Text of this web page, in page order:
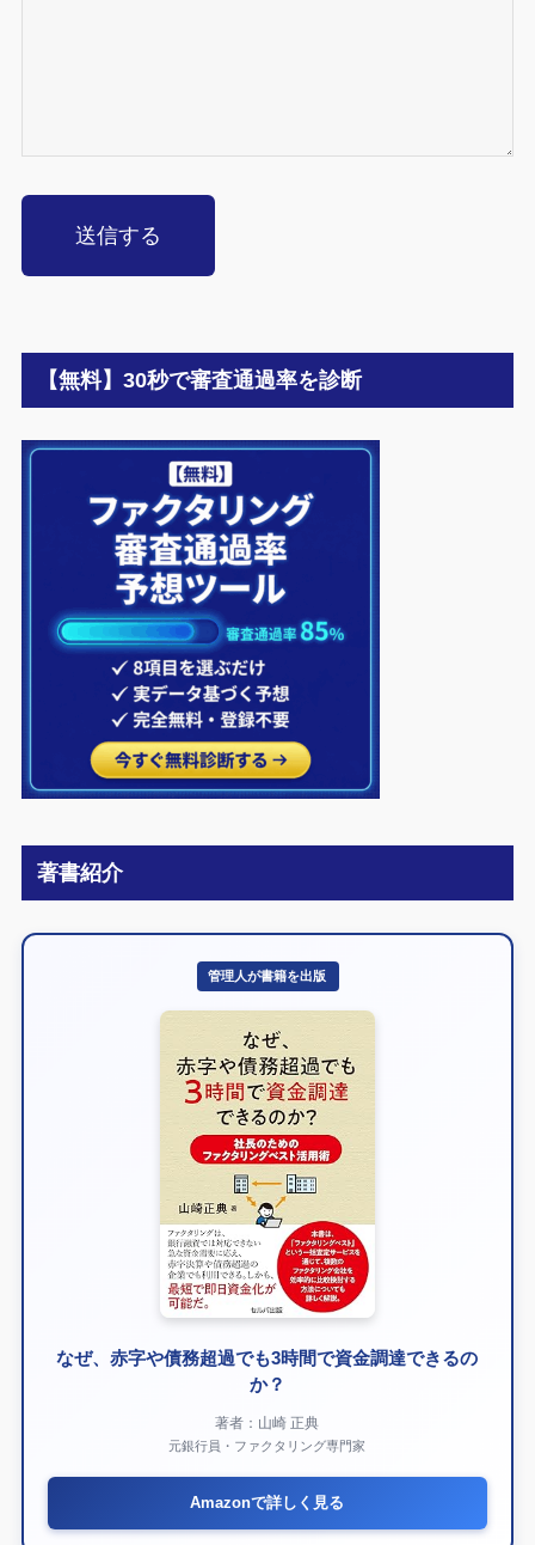
【無料】30秒で審査通過率を診断
著書紹介
管理人が書籍を出版
なぜ、赤字や債務超過でも3時間で資金調達できるの
か？
著者：山崎 正典
元銀行員・ファクタリング専門家
Amazonで詳しく見る